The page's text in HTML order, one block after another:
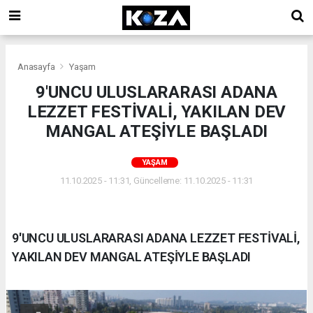
Anasayfa Yaşam
9'UNCU ULUSLARARASI ADANA
LEZZET FESTİVALİ, YAKILAN DEV
MANGAL ATEŞİYLE BAŞLADI
YAŞAM
11.10.2025 - 11:31, Güncelleme: 11.10.2025 - 11:31
9'UNCU ULUSLARARASI ADANA LEZZET FESTİVALİ,
YAKILAN DEV MANGAL ATEŞİYLE BAŞLADI